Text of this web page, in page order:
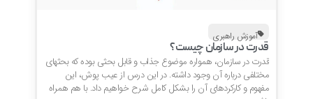
آموزش راهبری
قدرت در سازمان چیست؟
قدرت در سازمان، همواره موضوع جذاب و قابل بحثی بوده که بحثهای
مختلفی درباره آن وجود داشته. در این درس از عیب پوش، این
مفهوم و کارکردهای آن را بشکل کامل شرح خواهیم داد. با هم همراه